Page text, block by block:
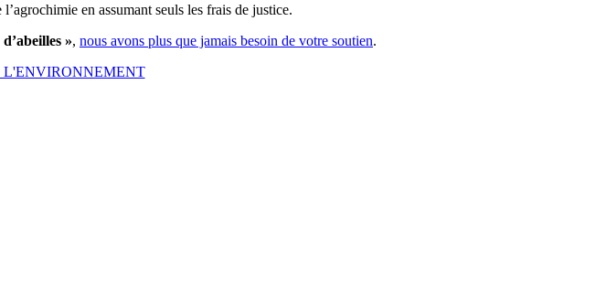
en assumant seuls les frais de justice.
», nous avons plus que jamais besoin de votre soutien.
L'ENVIRONNEMENT